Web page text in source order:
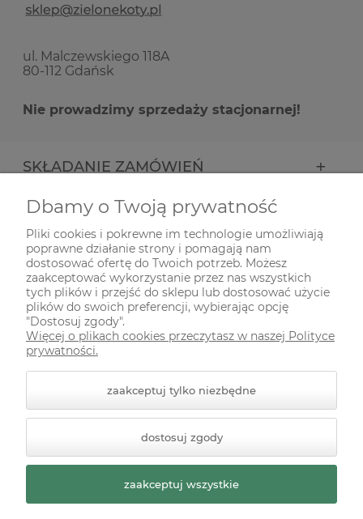
ul. Malczewskiego 118A
80-112 Gdańsk
Nie prowadzimy sprzedaży stacjonarnej!
SKŁADANIE ZAMÓWIEŃ
INFORMACJE
ODWIEDŹ NAS NA
Styl graficzny ShopGadget.pl
Sklep internetowy Shoper
Premium
Dbamy o Twoją prywatność
Pliki cookies i pokrewne im technologie umożliwiają
poprawne działanie strony i pomagają nam
dostosować ofertę do Twoich potrzeb. Możesz
zaakceptować wykorzystanie przez nas wszystkich
tych plików i przejść do sklepu lub dostosować użycie
plików do swoich preferencji, wybierając opcję
"Dostosuj zgody".
Więcej o plikach cookies przeczytasz w naszej Polityce
prywatności.
zaakceptuj tylko niezbędne
dostosuj zgody
zaakceptuj wszystkie